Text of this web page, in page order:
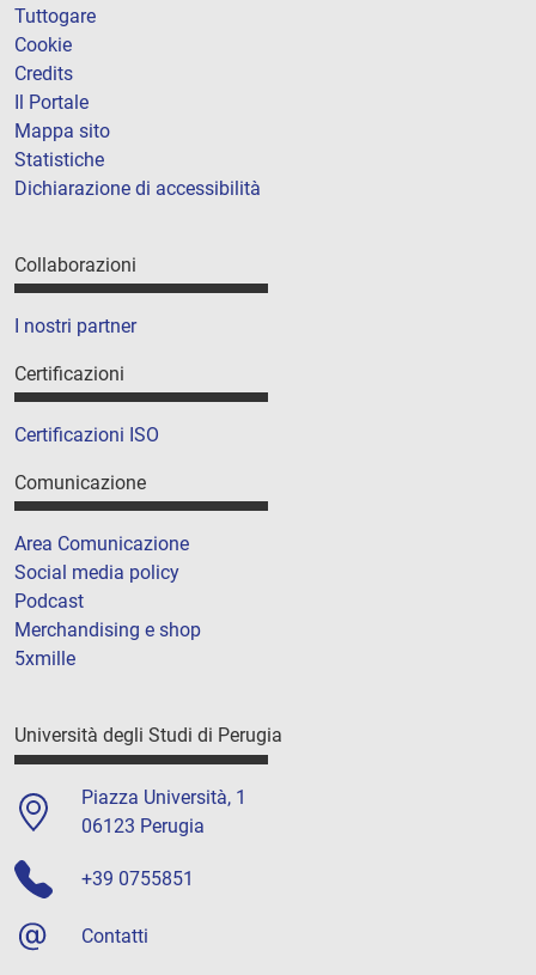
Tuttogare
Cookie
Credits
Il Portale
Mappa sito
Statistiche
Dichiarazione di accessibilità
Collaborazioni
I nostri partner
Certificazioni
Certificazioni ISO
Comunicazione
Area Comunicazione
Social media policy
Podcast
Merchandising e shop
5xmille
Università degli Studi di Perugia
Piazza Università, 1
06123 Perugia
+39 0755851
Contatti